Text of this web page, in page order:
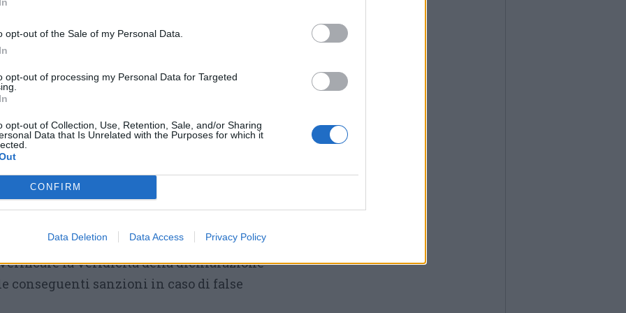
opt-out of the Sale of my Personal Data.
opt-out of processing my Personal Data for Targeted
opt-out of Collection, Use, Retention, Sale, and/or Sharing
Data that Is Unrelated with the Purposes for which it
CONFIRM
Data Deletion Data Access Privacy Policy
e limitare al massimo il contatto con
esigenze lavorative”? I lavoratori
a dimostrare le “comprovate esigenze
per andare al lavoro, anche se è
ove possibile, o prendere ferie o
che si deve essere in grado di
(o tornando) al lavoro, anche tramite
di cui alla FAQ n. 1 o con ogni altro
veridicità costituisce reato. In caso di
la propria necessità lavorativa. Sarà
la veridicità della dichiarazione
conseguenti sanzioni in caso di false